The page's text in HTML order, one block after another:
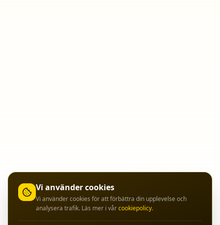
Vi använder cookies
Vi använder cookies för att förbättra din upplevelse och
analysera trafik. Läs mer i vårcookiepolicy.